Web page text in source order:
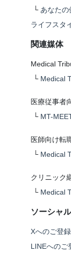
└ あなた
ライフスタ
関連媒体
Medical
└ Medical
医療従事者
└ MT-
医師向け転
└ Medical
クリニック
└ Medical
ソーシャ
Xへのご登録
LINEへのご